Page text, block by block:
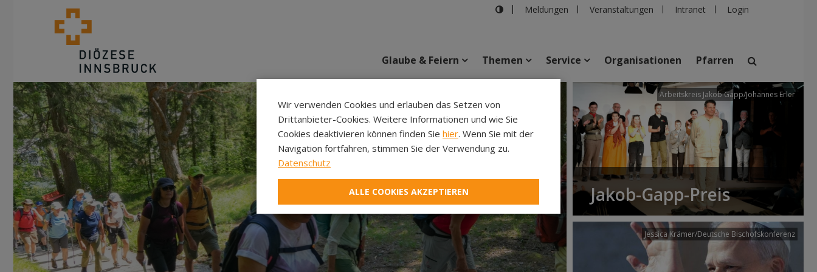
Meldungen Veranstaltungen Intranet Login
suchen
Veranstaltungen Personen Pfarren Einrichtungen
Glaube & Feiern Themen Service Organisationen Pfarren
Arbeitskreis Jakob Gapp/Johannes Erler
Jakob-Gapp-Preis
Jessica Krämer/Deutsche Bischofskonferenz
Wir verwenden Cookies und erlauben das Setzen von
Drittanbieter-Cookies. Weitere Informationen und wie Sie
Cookies deaktivieren können finden Sie hier. Wenn Sie mit der
Navigation fortfahren, stimmen Sie der Verwendung zu.
Datenschutz
ALLE COOKIES AKZEPTIEREN